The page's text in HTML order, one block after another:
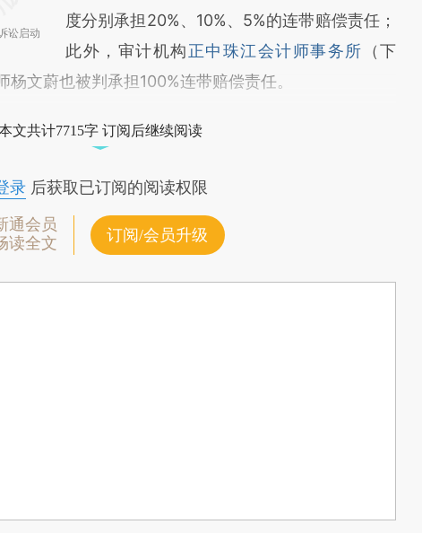
讼启动
度分别承担20%、10%、5%的连带赔偿责任；
此外，审计机构正中珠江会计师事务所 （下
杨文蔚也被判承担100%连带赔偿责任。
文共计7715字 订阅后继续阅读
录后获取已订阅的阅读权限
通会员
读全文
订阅/会员升级